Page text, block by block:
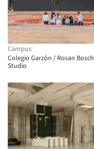
Campus
Colegio Garzón / Rosan Bosch
Studio